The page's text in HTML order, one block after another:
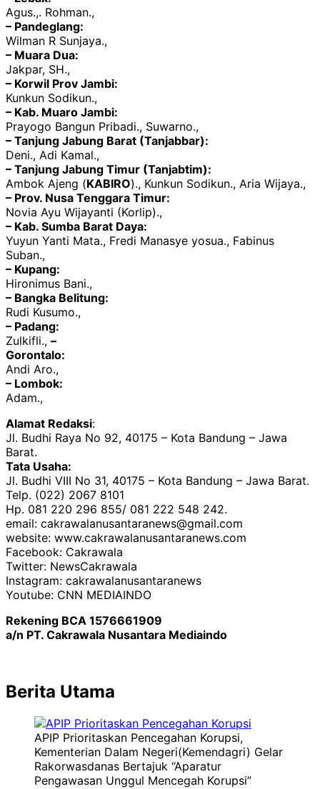
Agus.,. Rohman.,
– Pandeglang:
Wilman R Sunjaya.,
– Muara Dua:
Jakpar, SH.,
– Korwil Prov Jambi:
Kunkun Sodikun.,
– Kab. Muaro Jambi:
Prayogo Bangun Pribadi., Suwarno.,
– Tanjung Jabung Barat (Tanjabbar):
Deni., Adi Kamal.,
– Tanjung Jabung Timur (Tanjabtim):
Ambok Ajeng (KABIRO)., Kunkun Sodikun., Aria Wijaya.,
– Prov. Nusa Tenggara Timur:
Novia Ayu Wijayanti (Korlip).,
– Kab. Sumba Barat Daya:
Yuyun Yanti Mata., Fredi Manasye yosua., Fabinus
Suban.,
– Kupang:
Hironimus Bani.,
– Bangka Belitung:
Rudi Kusumo.,
– Padang:
Zulkifli., –
Gorontalo:
Andi Aro.,
– Lombok:
Adam.,
Alamat Redaksi:
Jl. Budhi Raya No 92, 40175 – Kota Bandung – Jawa
Barat.
Tata Usaha:
Jl. Budhi VIII No 31, 40175 – Kota Bandung – Jawa Barat.
Telp. (022) 2067 8101
Hp. 081 220 296 855/ 081 222 548 242.
email: cakrawalanusantaranews@gmail.com
website: www.cakrawalanusantaranews.com
Facebook: Cakrawala
Twitter: NewsCakrawala
Instagram: cakrawalanusantaranews
Youtube: CNN MEDIAINDO
Rekening BCA 1576661909
a/n PT. Cakrawala Nusantara Mediaindo
Berita Utama
APIP Prioritaskan Pencegahan Korupsi,
Kementerian Dalam Negeri(Kemendagri) Gelar
Rakorwasdanas Bertajuk “Aparatur
Pengawasan Unggul Mencegah Korupsi”